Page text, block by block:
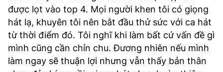
được lọt vào top 4. Mọi người khen tôi có giọng
hát lạ, khuyên tôi nên bắt đầu thử sức với ca hát
từ thời điểm đó. Tôi nghĩ khi làm bất cứ vấn đề gì
mình cũng cần chỉn chu. Đương nhiên nếu mình
làm ngay sẽ thuận lợi nhưng vẫn thấy bản thân